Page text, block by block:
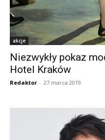
akcje
Niezwykły pokaz
Hotel Kraków
Redaktor - 27 marca 2019